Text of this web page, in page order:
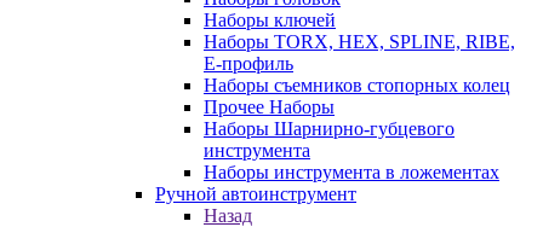
Наборы ключей
Наборы TORX, HEX, SPLINE, RIBE,
E-профиль
Наборы съемников стопорных колец
Прочее Наборы
Наборы Шарнирно-губцевого
инструмента
Наборы инструмента в ложементах
Ручной автоинструмент
Назад